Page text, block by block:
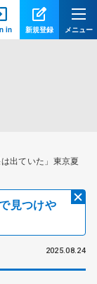
in 新規登録 メニュー
出ていた」東京夏
見つけや
2025.08.24